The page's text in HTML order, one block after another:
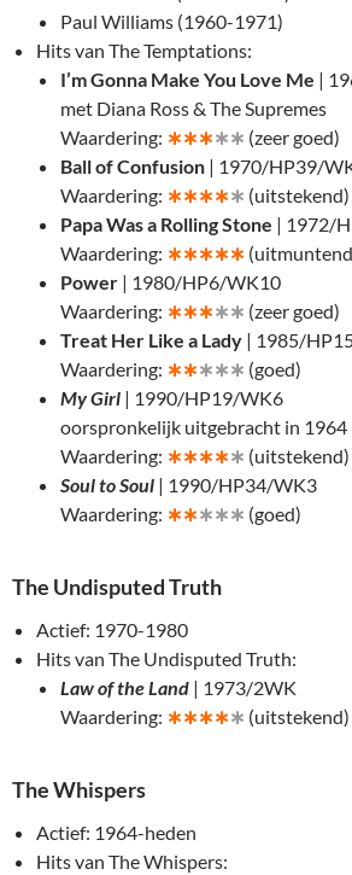
Paul Williams (1960-1971)
Hits van The Temptations:
I’m Gonna Make You Love Me |
met Diana Ross & The Supremes
Waardering: ∗∗∗∗∗ (zeer goed)
Ball of Confusion | 1970/HP39/
Waardering: ∗∗∗∗∗ (uitstekend)
Papa Was a Rolling Stone | 1972/
Waardering: ∗∗∗∗∗
Power | 1980/HP6/WK10
Waardering: ∗∗∗∗∗ (zeer goed)
Treat Her Like a Lady | 1985/
Waardering: ∗∗∗∗∗ (goed)
My Girl | 1990/HP19/WK6
oorspronkelijk uitgebracht in 1964
Waardering: ∗∗∗∗∗ (uitstekend)
Soul to Soul | 1990/HP34/WK3
Waardering: ∗∗∗∗∗ (goed)
The Undisputed Truth
Actief: 1970-1980
Hits van The Undisputed Truth:
Law of the Land | 1973/2WK
Waardering: ∗∗∗∗∗ (uitstekend)
The Whispers
Actief: 1964-heden
Hits van The Whispers: